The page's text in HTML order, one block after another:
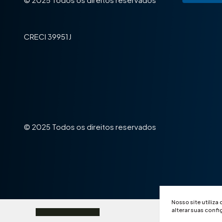
Nosso site utiliza
alterar suas
Jardim São Paulo (5)
Jardim Terramérica II (5)
Morada do Sol (9)
Parque Nova Carioba (14)
CRECI 39951J
© 2025 Todos os direitos reservados